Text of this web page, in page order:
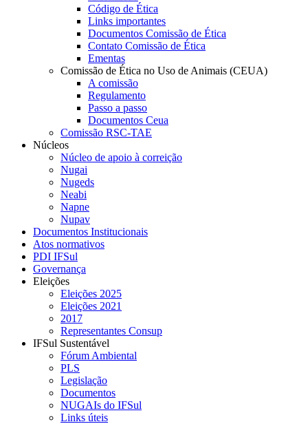
Código de Ética
Links importantes
Documentos Comissão de Ética
Contato Comissão de Ética
Ementas
Comissão de Ética no Uso de Animais (CEUA)
A comissão
Regulamento
Passo a passo
Documentos Ceua
Comissão RSC-TAE
Núcleos
Núcleo de apoio à correição
Nugai
Nugeds
Neabi
Napne
Nupav
Documentos Institucionais
Atos normativos
PDI IFSul
Governança
Eleições
Eleições 2025
Eleições 2021
2017
Representantes Consup
IFSul Sustentável
Fórum Ambiental
PLS
Legislação
Documentos
NUGAIs do IFSul
Links úteis